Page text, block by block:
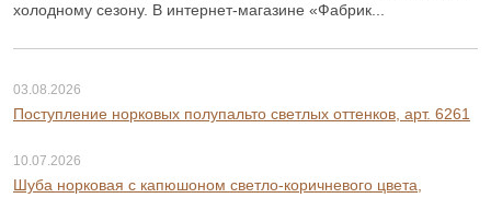
холодному сезону. В интернет-магазине «Фабрик...
03.08.2026
Поступление норковых полупальто светлых оттенков, арт. 6261
10.07.2026
Шуба норковая с капюшоном светло-коричневого цвета,